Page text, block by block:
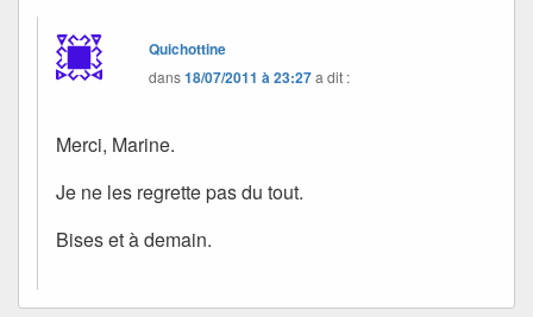
Quichottine
dans18/07/2011 à 23:27a dit :
Merci, Marine.
Je ne les regrette pas du tout.
Bises et à demain.